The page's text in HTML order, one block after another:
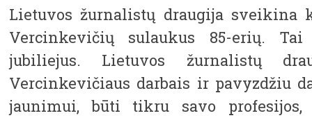
Lietuvos žurnalistų draugija sveikina
Vercinkevičių sulaukus 85-erių.
jubiliejus. Lietuvos žurnalistų
Vercinkevičiaus darbais ir pavyzdžiu
jaunimui, būti tikru savo profesijos,